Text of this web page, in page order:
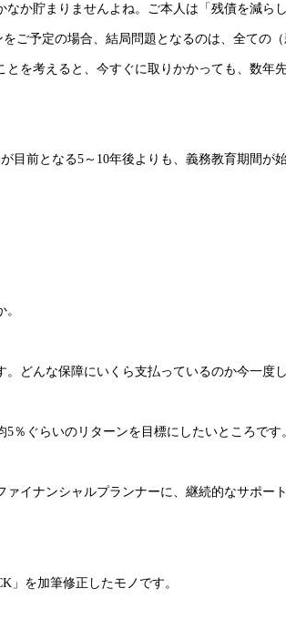
か貯まりませんよね。ご本人は「残債を減ら
ご予定の場合、結局問題となるのは、全ての
を考えると、今すぐに取りかかっても、数年
目前となる5～10年後よりも、義務教育期間が
どんな保障にいくら支払っているのか今一度
％ぐらいのリターンを目標にしたいところです
イナンシャルプランナーに、継続的なサポー
」を加筆修正したモノです。